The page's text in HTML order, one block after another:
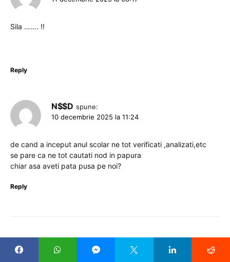
Sila ……. !!
Reply
N$$D spune:
10 decembrie 2025 la 11:24
de cand a inceput anul scolar ne tot verificati ,analizati,etc
se pare ca ne tot cautati nod in papura
chiar asa aveti pata pusa pe noi?
Reply
LASĂ UN RĂSPUNS